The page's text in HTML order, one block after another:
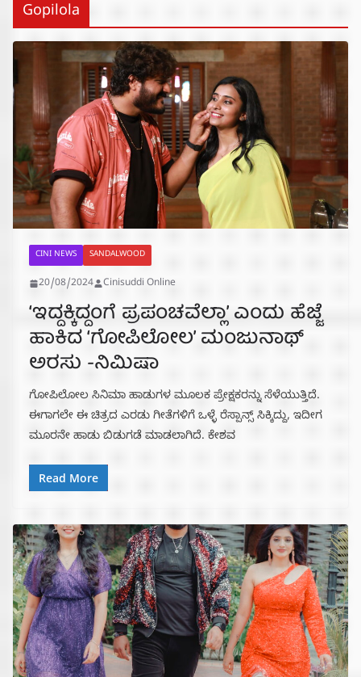
Gopilola
CINI NEWS SANDALWOOD
20/08/2024 Cinisuddi Online
‘ಇದ್ದಕ್ಕಿದ್ದಂಗೆ ಪ್ರಪಂಚವೆಲ್ಲಾ’ ಎಂದು ಹೆಜ್ಜೆ
ಹಾಕಿದ ‘ಗೋಪಿಲೋಲ’ ಮಂಜುನಾಥ್
ಅರಸು -ನಿಮಿಷಾ
ಗೋಪಿಲೋಲ ಸಿನಿಮಾ ಹಾಡುಗಳ ಮೂಲಕ ಪ್ರೇಕ್ಷಕರನ್ನು ಸೆಳೆಯುತ್ತಿದೆ.
ಈಗಾಗಲೇ ಈ ಚಿತ್ರದ ಎರಡು ಗೀತೆಗಳಿಗೆ ಒಳ್ಳೆ ರೆಸ್ಪಾನ್ಸ್ ಸಿಕ್ಕಿದ್ದು, ಇದೀಗ
ಮೂರನೇ ಹಾಡು ಬಿಡುಗಡೆ ಮಾಡಲಾಗಿದೆ. ಕೇಶವ
Read More